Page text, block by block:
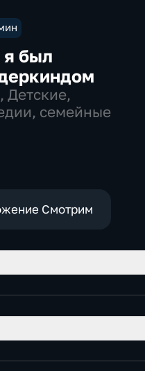
был
, Детские,
семейные
Смотрим